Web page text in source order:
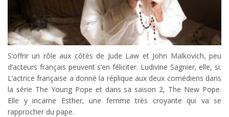
S’offrir un rôle aux côtés de Jude Law et John Malkovich, peu
d’acteurs français peuvent s’en féliciter. Ludivine Sagnier, elle, si.
L’actrice française a donné la réplique aux deux comédiens dans
la série The Young Pope et dans sa saison 2, The New Pope.
Elle y incarne Esther, une femme très croyante qui va se
rapprocher du pape.